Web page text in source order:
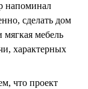
напоминал
сделать дом
мебель
характерных
что проект